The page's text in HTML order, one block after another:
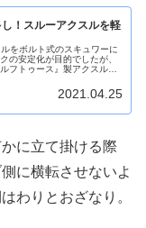
！スルーアクスルを軽
をボルト式のスキュワーに
の安定化が目的でしたが、
フトゥース』製アクスルに
2021.04.25
に立て掛ける際
に横転させないよ
わりとおざなり。